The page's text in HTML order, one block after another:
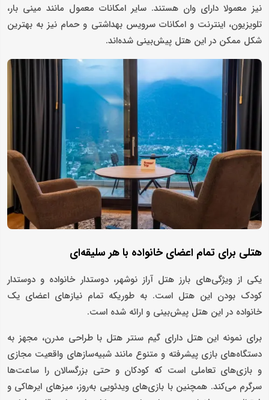
نیز معمولا دارای وان هستند. سایر امکانات معمول مانند مینی بار،
تلویزیون، اینترنت و امکانات سرویس بهداشتی و حمام نیز به بهترین
شکل ممکن در این هتل پیش‌بینی شده‌اند.
هتلی برای تمام اعضای خانواده با هر سلیقه‌ای
یکی از ویژگی‌های بارز هتل آراز نوشهر، دوستدار خانواده و دوستدار
کودک بودن این هتل است. به طوریکه تمام نیازهای اعضای یک
خانواده در این هتل پیش‌بینی و ارائه شده است.
برای نمونه این هتل دارای گیم سنتر هتل با طراحی مدرن، مجهز به
دستگاه‌های بازی پیشرفته و متنوع مانند شبیه‌سازهای واقعیت مجازی
و بازی‌های تعاملی است که کودکان و حتی بزرگسالان را ساعت‌ها
سرگرم می‌کند. همچنین با بازی‌های ویدئویی به‌روز، میزهای ایرهاکی و